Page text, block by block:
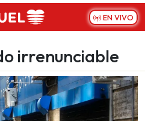
EN VIVO
irrenunciable